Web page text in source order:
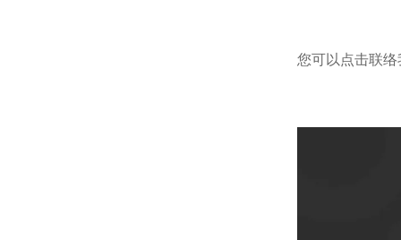
您可以点击联络